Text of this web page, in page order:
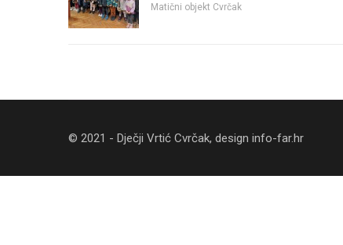
Matični objekt Cvrčak
© 2021 - Dječji Vrtić Cvrčak, design info-far.hr